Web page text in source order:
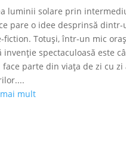
luminii solare prin
pare o idee desprinsă dintr-
fiction. Totuși, într-un mic
invenție spectaculoasă este
face parte din viața de zi cu zi
mult